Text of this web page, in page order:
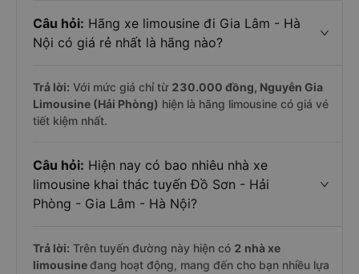
Câu hỏi: Hãng xe limousine đi Gia Lâm - Hà
Nội có giá rẻ nhất là hãng nào?
Trả lời: Với mức giá chỉ từ 230.000 đồng, Nguyễn Gia
Limousine (Hải Phòng) hiện là hãng limousine có giá vé
tiết kiệm nhất.
Câu hỏi: Hiện nay có bao nhiêu nhà xe
limousine khai thác tuyến Đồ Sơn - Hải
Phòng - Gia Lâm - Hà Nội?
Trả lời: Trên tuyến đường này hiện có 2 nhà xe
limousineđang hoạt động, mang đến cho bạn nhiều lựa